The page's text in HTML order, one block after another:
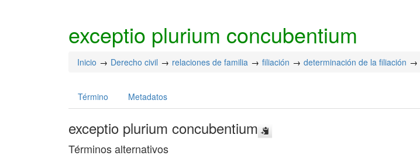
exceptio plurium concubentium
Inicio Derecho civil relaciones de familia filiación determinación de la filiación
Término Metadatos
exceptio plurium concubentium
Términos alternativos